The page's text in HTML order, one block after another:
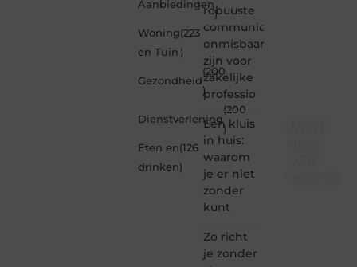
Aanbiedingen
)
Woning
en Tuin
(223
)
Gezondheid
(200
)
Dienstverlening
(200
)
Eten en
drinken
(126
)
robuuste
communicatiemiddelen
onmisbaar
zijn voor
zakelijke
professio
Een kluis
in huis:
waarom
je er niet
zonder
kunt
Zo richt
je zonder